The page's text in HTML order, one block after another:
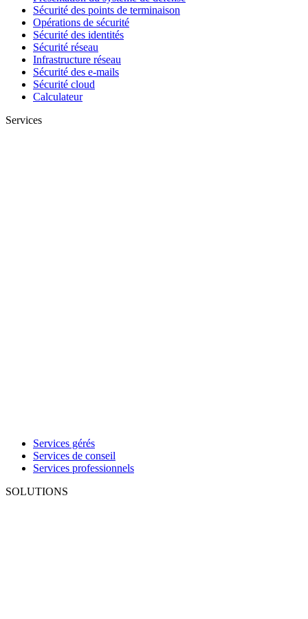
Sécurité des points de terminaison
Opérations de sécurité
Sécurité des identités
Sécurité réseau
Infrastructure réseau
Sécurité des e-mails
Sécurité cloud
Calculateur
Services
Services gérés
Services de conseil
Services professionnels
SOLUTIONS